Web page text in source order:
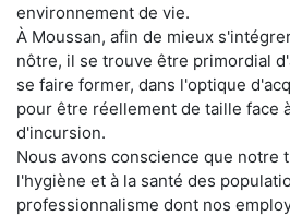
environnement de vie.
À Moussan, afin de mieux
nôtre, il se trouve être primordial
se faire former, dans l'optique
pour être réellement de taille face
d'incursion.
Nous avons conscience que notre
l'hygiène et à la santé des
professionnalisme dont nos